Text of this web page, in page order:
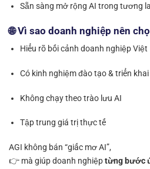
Sẵn sàng mở rộng AI trong tương
🌐 Vì sao doanh nghiệp nên
Hiểu rõ bối cảnh doanh nghiệp Việt
Có kinh nghiệm đào tạo & triển khai
Không chạy theo trào lưu AI
Tập trung giá trị thực tế
AGI không bán “giấc mơ AI”,
👉 mà giúp doanh nghiệptừng bước